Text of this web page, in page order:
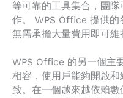
等可靠的工具集合，團
作。 WPS Office 提供的
無需承擔大量費用即可維
WPS Office 的另一個主
相容，使用戶能夠開啟
致。在一個越來越依賴